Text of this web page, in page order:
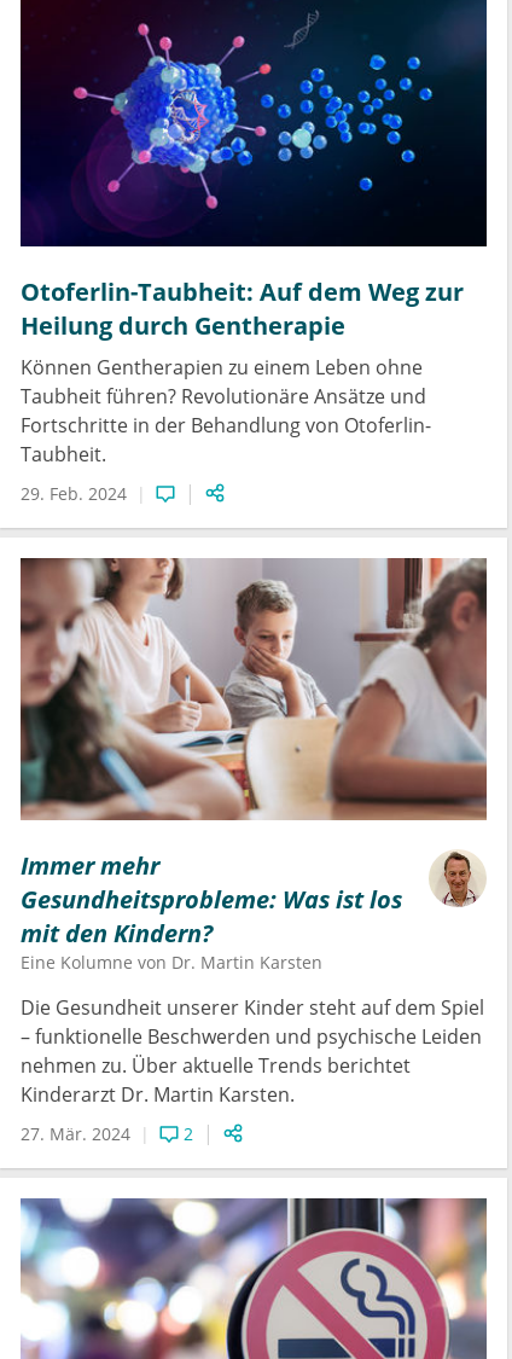
Otoferlin-Taubheit: Auf dem Weg zur
Heilung durch Gentherapie
Können Gentherapien zu einem Leben ohne
Taubheit führen? Revolutionäre Ansätze und
Fortschritte in der Behandlung von Otoferlin-
Taubheit.
29. Feb. 2024
Immer mehr
Gesundheitsprobleme: Was ist los
mit den Kindern?
Eine Kolumne von Dr. Martin Karsten
Die Gesundheit unserer Kinder steht auf dem Spiel
– funktionelle Beschwerden und psychische Leiden
nehmen zu. Über aktuelle Trends berichtet
Kinderarzt Dr. Martin Karsten.
27. Mär. 2024 2